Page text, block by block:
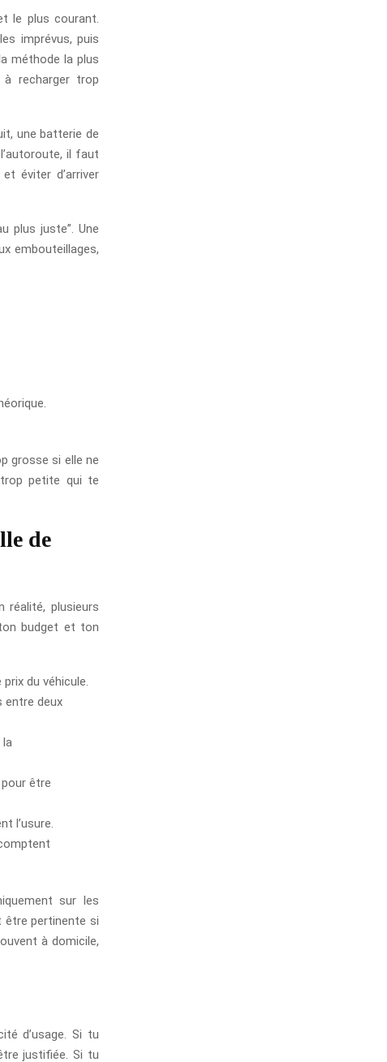
le plus courant.
imprévus, puis
méthode la plus
recharger trop
une batterie de
il faut
éviter d’arriver
plus juste”. Une
embouteillages,
grosse si elle ne
petite qui te
de
réalité, plusieurs
budget et ton
du véhicule.
entre deux
être
l’usure.
sur les
être pertinente si
à domicile,
d’usage. Si tu
justifiée. Si tu